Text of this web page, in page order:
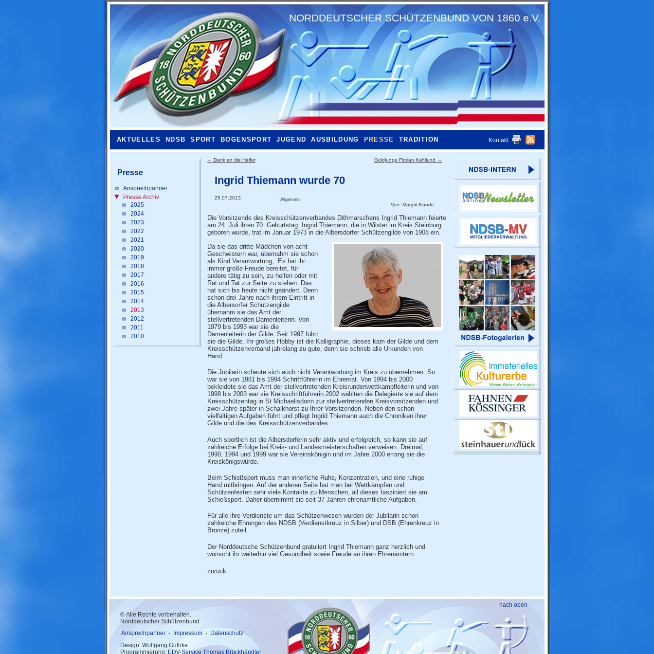
NORDDEUTSCHER SCHÜTZENBUND VON 1860 e.V.
AKTUELLES NDSB SPORT BOGENSPORT JUGEND AUSBILDUNG PRESSE TRADITION Kontakt
Presse
Ansprechpartner
Presse Archiv
2025
2024
2023
2022
2021
2020
2019
2018
2017
2016
2015
2014
2013
2012
2011
2010
← Dank an die Helfer Goldjunge Florian Kahllund →
Ingrid Thiemann wurde 70
25.07.2013 Allgemein
Von: Margrit Kunde
Die Vorsitzende des Kreisschützenverbandes Dithmarschens Ingrid Thiemann feierte
am 24. Juli ihren 70. Geburtstag. Ingrid Thiemann, die in Wilster im Kreis Steinburg
geboren wurde, trat im Januar 1973 in die Albersdorfer Schützengilde von 1908 ein.
Da sie das dritte Mädchen von acht
Geschwistern war, übernahm sie schon
als Kind Verantwortung, Es hat ihr
immer große Freude bereitet, für
andere tätig zu sein, zu helfen oder mit
Rat und Tat zur Seite zu stehen. Das
hat sich bis heute nicht geändert. Denn
schon drei Jahre nach ihrem Eintritt in
die Albersorfer Schützengilde
übernahm sie das Amt der
stellvertretenden Damenleiterin. Von
1979 bis 1993 war sie die
Damenleiterin der Gilde. Seit 1997 führt
sie die Gilde. Ihr großes Hobby ist die Kalligraphie, dieses kam der Gilde und dem
Kreisschützenverband jahrelang zu gute, denn sie schrieb alle Urkunden von
Hand.
Die Jubilarin scheute sich auch nicht Verantwortung im Kreis zu übernehmen. So
war sie von 1981 bis 1994 Schriftführerin im Ehrenrat. Von 1994 bis 2000
bekleidete sie das Amt der stellvertretenden Kreisrundenwettkampfleiterin und von
1998 bis 2003 war sie Kreisschriftführerin.2002 wählten die Delegierte sie auf dem
Kreisschützentag in St Michaelisdonn zur stellvertretenden Kreisvorsitzenden und
zwei Jahre später in Schalkhorst zu Ihrer Vorsitzenden. Neben den schon
vielfältigen Aufgaben führt und pflegt Ingrid Thiemann auch die Chroniken ihrer
Gilde und die des Kreisschützenverbandes.
Auch sportlich ist die Albersdorferin sehr aktiv und erfolgreich, so kann sie auf
zahlreiche Erfolge bei Kreis- und Landesmeisterschaften verweisen. Dreimal,
1990, 1994 und 1999 war sie Vereinskönigin und im Jahre 2000 errang sie die
Kreiskönigswürde.
Beim Schießsport muss man innerliche Ruhe, Konzentration, und eine ruhige
Hand mitbringen. Auf der anderen Seite hat man bei Wettkämpfen und
Schützenfesten sehr viele Kontakte zu Menschen, all dieses fasziniert sie am
Schießsport. Daher übernimmt sie seit 37 Jahren ehrenamtliche Aufgaben.
Für alle ihre Verdienste um das Schützenwesen wurden der Jubilarin schon
zahlreiche Ehrungen des NDSB (Verdienstkreuz in Silber) und DSB (Ehrenkreuz in
Bronze) zuteil.
Der Norddeutsche Schützenbund gratuliert Ingrid Thiemann ganz herzlich und
wünscht ihr weiterhin viel Gesundheit sowie Freude an ihren Ehrenämtern.
zurück
© Alle Rechte vorbehalten.
Norddeutscher Schützenbund
Ansprechpartner - Impressum - Datenschutz
Design: Wolfgang Guthke
Programmierung: EDV-Service Thomas Brückhändler
nach oben